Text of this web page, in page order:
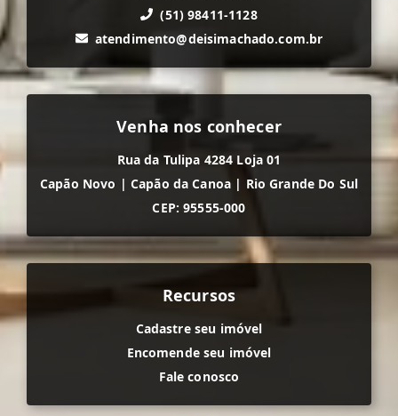
(51) 98411-1128
atendimento@deisimachado.com.br
Venha nos conhecer
Rua da Tulipa 4284 Loja 01
Capão Novo | Capão da Canoa | Rio Grande Do Sul
CEP: 95555-000
Recursos
Cadastre seu imóvel
Encomende seu imóvel
Fale conosco